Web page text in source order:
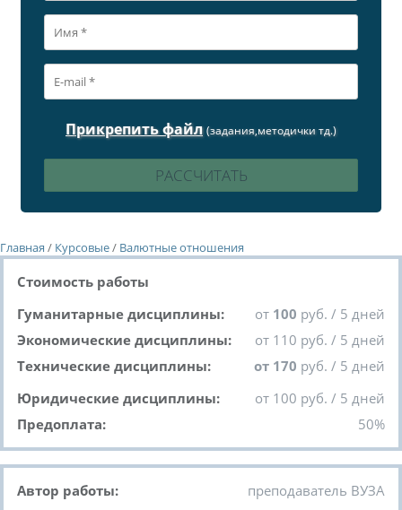
Прикрепить файл (задания,методички тд.)
Главная / Курсовые/ Валютные отношения
Стоимость работы
Гуманитарные дисциплины:
от 100 руб. / 5 дней
Экономические дисциплины:
от 110 руб. / 5 дней
Технические дисциплины:
от 170 руб. / 5 дней
Юридические дисциплины:
от 100 руб. / 5 дней
Предоплата:
50%
Автор работы:
преподаватель ВУЗА